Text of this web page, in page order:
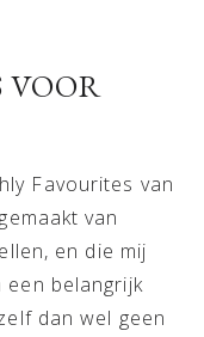
VOOR
Favourites van
van
en die mij
een belangrijk
dan wel geen